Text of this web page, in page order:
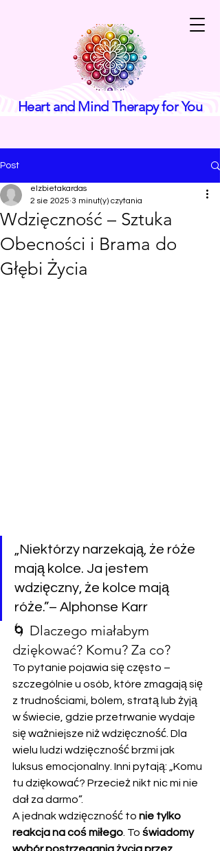
Heart and Mind Therapy for You
Post
Wdzięczność – Sztuka
Obecności i Brama do
Głębi Życia
elzbietakardas
2 sie 2025 3 minut(y) czytania
„Niektórzy narzekają, że róże
mają kolce. Ja jestem
wdzięczny, że kolce mają
róże.”– Alphonse Karr
🌀 Dlaczego miałabym
dziękować? Komu? Za co?
To pytanie pojawia się często –
szczególnie u osób, które zmagają się
z trudnościami, bólem, stratą lub żyją
w świecie, gdzie przetrwanie wydaje
się ważniejsze niż wdzięczność. Dla
wielu ludzi wdzięczność brzmi jak
luksus emocjonalny. Inni pytają: „Komu
tu dziękować? Przecież nikt nic mi nie
dał za darmo”.
A jednak wdzięczność to nie tylko
reakcja na coś miłego . To świadomy